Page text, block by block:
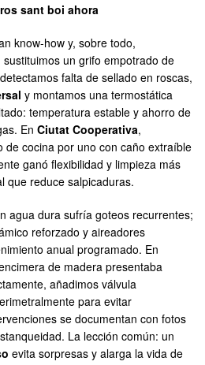
sant boi ahora
know-how y, sobre todo,
sustituimos un grifo empotrado de
falta de sellado en roscas,
y montamos una termostática
temperatura estable y ahorro de
En Ciutat Cooperativa,
de cocina por uno con caño extraíble
ganó flexibilidad y limpieza más
que reduce salpicaduras.
agua dura sufría goteos recurrentes;
reforzado y aireadores
anual programado. En
de madera presentaba
añadimos válvula
para evitar
se documentan con fotos
La lección común: un
evita sorpresas y alarga la vida de